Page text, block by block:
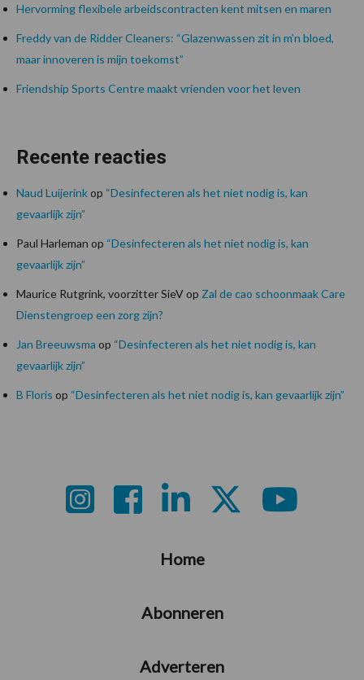
Hervorming flexibele arbeidscontracten kent mitsen en maren
Freddy van de Ridder Cleaners: “Glazenwassen zit in m’n bloed,
maar innoveren is mijn toekomst”
Friendship Sports Centre maakt vrienden voor het leven
Recente reacties
Naud Luijerinkop “Desinfecteren als het niet nodig is, kan
gevaarlijk zijn”
Paul Harleman op “Desinfecteren als het niet nodig is, kan
gevaarlijk zijn”
Maurice Rutgrink, voorzitter SieVop Zal de cao schoonmaak Care
Dienstengroep een zorg zijn?
Jan Breeuwsma op “Desinfecteren als het niet nodig is, kan
gevaarlijk zijn”
B Floris op “Desinfecteren als het niet nodig is, kan gevaarlijk zijn”
Home
Abonneren
Adverteren